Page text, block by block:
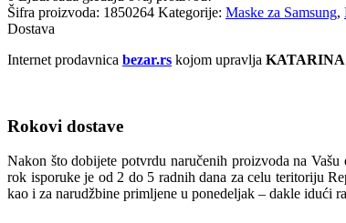
Šifra proizvoda: 1850264 Kategorije: Maske za Samsung,
Dostava
Internet prodavnica bezar.rs kojom upravlja
Rokovi dostave
Nakon što dobijete potvrdu naručenih proizvoda na
rok isporuke je od 2 do 5 radnih dana za celu teritoriju
kao i za narudžbine primljene u ponedeljak – dakle idući